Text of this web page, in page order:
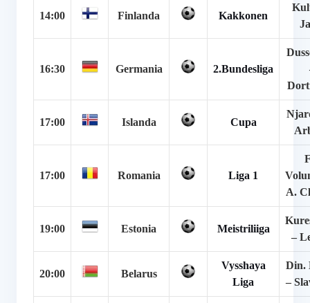
14:00 Finlanda Kakkonen
16:30 Germania 2.Bundesliga
17:00 Islanda Cupa
17:00 Romania Liga 1
A.
19:00 Estonia Meistriliiga
–
20:00 Belarus
Vysshaya
Liga
Din.
–